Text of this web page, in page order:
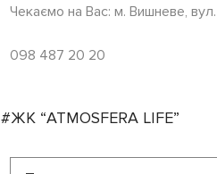
Чекаємо на Вас: м. Вишневе,
098 487 20 20
#ЖК “ATMOSFERA LIFE”